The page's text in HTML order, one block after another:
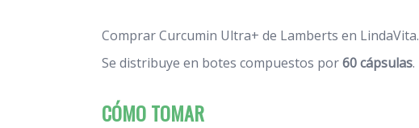
Comprar Curcumin Ultra+ de Lamberts en LindaVita.
Se distribuye en botes compuestos por60 cápsulas.
CÓMO TOMAR